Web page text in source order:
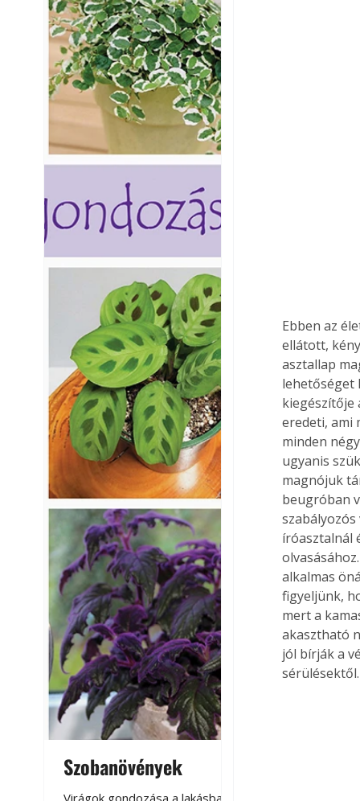
Szobanövények
Ebben az
ellátott,
asztallap
lehetőséget
kiegészítője
eredeti, ami
minden
ugyanis
magnójuk
beugróban
íróasztalnál
alkalmas
figyeljünk,
mert a
akasztható
jól bírják a
sérülésektől.